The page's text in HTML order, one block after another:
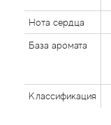
Нота сердца
База аромата
Классификация